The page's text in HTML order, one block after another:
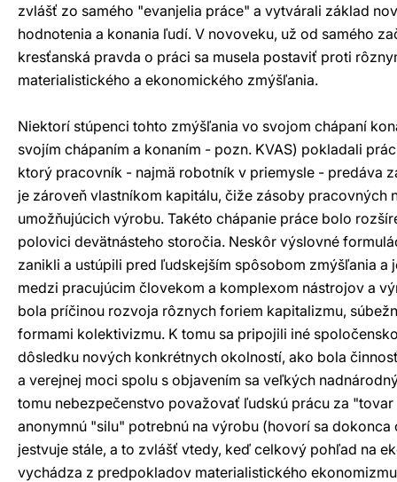
zvlášť zo samého "evanjelia práce" a vytvárali základ
hodnotenia a konania ľudí. V novoveku, už od samého
kresťanská pravda o práci sa musela postaviť proti
materialistického a ekonomického zmýšľania.
Niektorí stúpenci tohto zmýšľania vo svojom chápaní
svojím chápaním a konaním - pozn. KVAS) pokladali
ktorý pracovník - najmä robotník v priemysle - predáva
je zároveň vlastníkom kapitálu, čiže zásoby pracovných
umožňujúcich výrobu. Takéto chápanie práce bolo
polovici devätnásteho storočia. Neskôr výslovné
zanikli a ustúpili pred ľudskejším spôsobom zmýšľania a
medzi pracujúcim človekom a komplexom nástrojov a
bola príčinou rozvoja rôznych foriem kapitalizmu,
formami kolektivizmu. K tomu sa pripojili iné
dôsledku nových konkrétnych okolností, ako bola
a verejnej moci spolu s objavením sa veľkých
tomu nebezpečenstvo považovať ľudskú prácu za
anonymnú "silu" potrebnú na výrobu (hovorí sa
jestvuje stále, a to zvlášť vtedy, keď celkový pohľad na
vychádza z predpokladov materialistického